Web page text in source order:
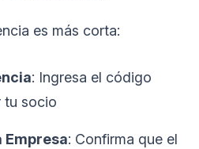
es más corta:
: Ingresa el código
tu socio
Empresa: Confirma que el